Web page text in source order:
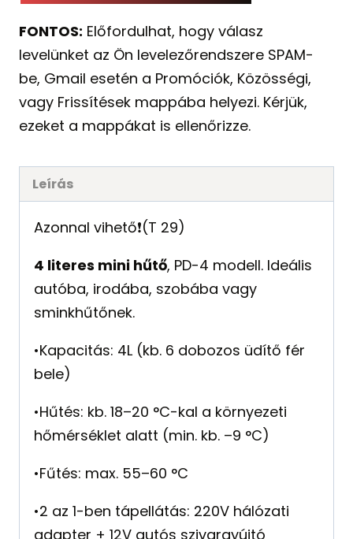
FONTOS: Előfordulhat, hogy válasz
levelünket az Ön levelezőrendszere SPAM-
be, Gmail esetén a Promóciók, Közösségi,
vagy Frissítések mappába helyezi. Kérjük,
ezeket a mappákat is ellenőrizze.
Leírás
Azonnal vihető❗️(T 29)
4 literes mini hűtő, PD-4 modell. Ideális
autóba, irodába, szobába vagy
sminkhűtőnek.
•Kapacitás: 4L (kb. 6 dobozos üdítő fér
bele)
•Hűtés: kb. 18–20 °C-kal a környezeti
hőmérséklet alatt (min. kb. –9 °C)
•Fűtés: max. 55–60 °C
•2 az 1-ben tápellátás: 220V hálózati
adapter + 12V autós szivargyújtó